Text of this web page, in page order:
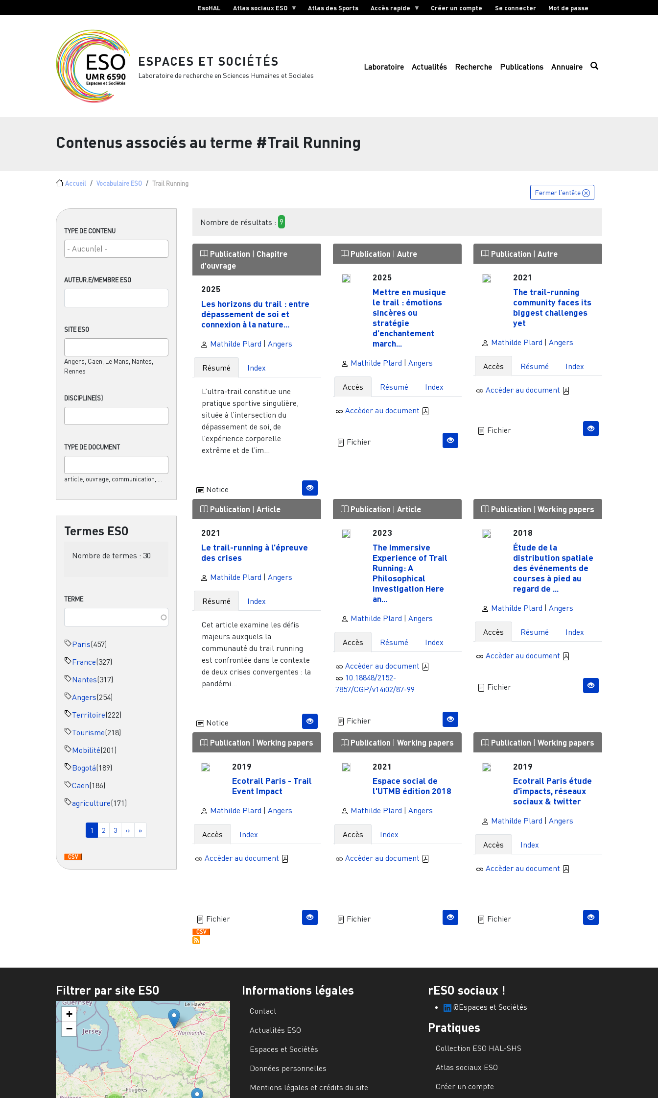
EsoHAL Atlas sociaux ESO Atlas des Sports Accès rapide Créer un compte Se connecter Mot de passe
ESPACES ET SOCIÉTÉS
Laboratoire de recherche en Sciences Humaines et Sociales
Laboratoire Actualités Recherche Publications Annuaire
Contenus associés au terme #Trail Running
Fil d'Ariane
Accueil Vocabulaire ESO Trail Running
TYPE DE CONTENU
AUTEUR.E/MEMBRE ESO
SITE ESO
Angers, Caen, Le Mans, Nantes,
Rennes
DISCIPLINE(S)
TYPE DE DOCUMENT
article, ouvrage, communication,....
Termes ESO
Nombre de termes : 30
TERME
Paris(457)
France(327)
Nantes(317)
Angers(254)
Territoire(222)
Tourisme(218)
Mobilité(201)
Bogotá(189)
Caen(186)
agriculture(171)
Pagination
Page courante
1 Page
2 Page
3 Page suivante
›› Dernière page
»
Fermer l'entête
Nombre de résultats : 9
Publication | Chapitre
d'ouvrage
2025
Les horizons du trail : entre
dépassement de soi et
connexion à la nature...
Mathilde Plard | Angers
Résumé Index
L’ultra-trail constitue une
pratique sportive singulière,
située à l’intersection du
dépassement de soi, de
l’expérience corporelle
extrême et de l’im...
Notice
Publication | Autre
2025
Mettre en musique
le trail : émotions
sincères ou
stratégie
d’enchantement
march...
Mathilde Plard | Angers
Accès Résumé Index
Accèder au document
Fichier
Publication | Autre
2021
The trail-running
community faces its
biggest challenges
yet
Mathilde Plard | Angers
Accès Résumé Index
Accèder au document
Fichier
Publication | Article
2021
Le trail-running à l’épreuve
des crises
Mathilde Plard | Angers
Résumé Index
Cet article examine les défis
majeurs auxquels la
communauté du trail running
est confrontée dans le contexte
de deux crises convergentes : la
pandémi...
Notice
Publication | Article
2023
The Immersive
Experience of Trail
Running: A
Philosophical
Investigation Here
an...
Mathilde Plard | Angers
Accès Résumé Index
Accèder au document
10.18848/2152-
7857/CGP/v14i02/87-99
Fichier
Publication | Working papers
2018
Étude de la
distribution spatiale
des événements de
courses à pied au
regard de ...
Mathilde Plard | Angers
Accès Résumé Index
Accèder au document
Fichier
Publication | Working papers
2019
Ecotrail Paris - Trail
Event Impact
Mathilde Plard Angers
Accès Index
Accèder au document
Fichier
Publication | Working papers
2021
Espace social de
l'UTMB édition 2018
Mathilde Plard Angers
Accès Index
Accèder au document
Fichier
Publication | Working papers
2019
Ecotrail Paris étude
d'impacts, réseaux
sociaux & twitter
Mathilde Plard Angers
Accès Index
Accèder au document
Fichier
Filtrer par site ESO
+
−
Informations légales
Contact
Actualités ESO
Espaces et Sociétés
Données personnelles
Mentions légales et crédits du site
rESO sociaux !
@Espaces et Sociétés
Pratiques
Collection ESO HAL-SHS
Atlas sociaux ESO
Créer un compte